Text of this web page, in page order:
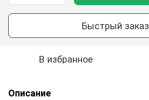
Быстрый заказ
В избранное
Описание